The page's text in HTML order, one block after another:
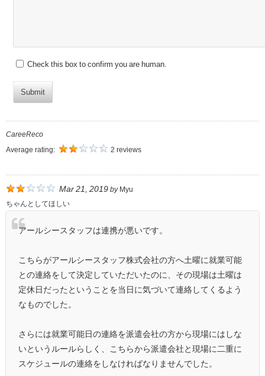
Check this box to confirm you are human.
Submit
CareeReco
Average rating: 2 reviews
Mar 21, 2019 by Myu
ちゃんとしてほしい
アールシースタッフは連携が悪いです。
こちらがアールシースタッフ株式会社の方へ土曜に就業可能
との連絡をして決定していただいたのに、その現場は土曜は
定休日だったということを当日に気づいて連絡してくるよう
なものでした。
さらには就業可能日の連絡を派遣会社の方から現場にはしな
いというルールらしく、こちらから派遣会社と現場に二重に
スケジュールの連絡をしなければなりませんでした。